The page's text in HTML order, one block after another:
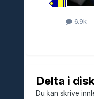
6.9k
Delta i
Du kan skrive